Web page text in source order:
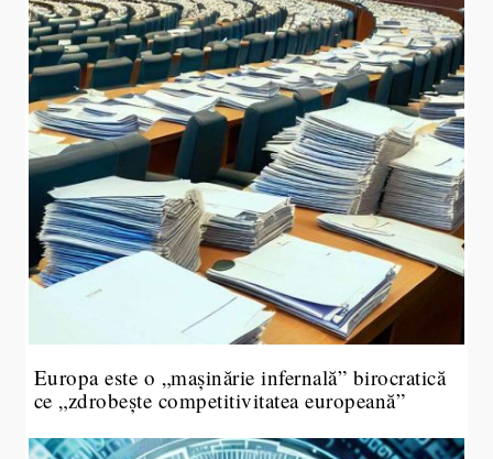
Europa este o „mașinărie infernală” birocratică
ce „zdrobește competitivitatea europeană”